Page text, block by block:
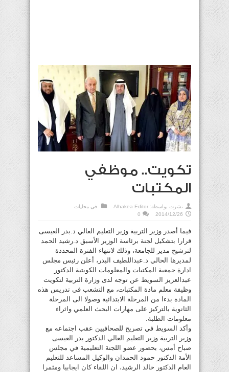
تكويت.. موظفي
المكتبات
نشرت بواسطة: Alhakea Editor في محليات
2014/12/26
0
فيما أصدر وزير التربية وزير التعليم العالي د.بدر العيسى
قرارا بتشكيل لجنة برئاسة الوزير الأسبق د.رشيد الحمد
لترشيح مدير للجامعة، وذلك لانتهاء الفترة المحددة
لمديرها الحالي د.عبداللطيف البدر، أعلن رئيس مجلس
ادارة جمعية المكتبات والمعلومات الكويتية الدكتور
عبدالعزيز السويط عن توجه لدى وزارة التربية لتكويت
وظيفة معلم مادة المكتبات، مع التشعب في تدريس هذه
المادة بدءا من المرحلة الابتدائية وصولا الى المرحلة
الثانوية بالتركيز على مهارات البحث العلمي واثراء
معلومات الطلبة.
وأكد السويط في تصريح للصحافيين عقب اجتماعه مع
وزير التربية وزير التعليم العالي الدكتور بدر العيسى
صباح أمس، بحضور عضو اللجنة التعليمية في مجلس
الأمة الدكتور حمود الحمدان والوكيل المساعد للتعليم
العام الدكتور خالد الرشيد، ان اللقاء كان ايجابيا ومثمرا